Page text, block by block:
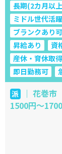
長期(2カ月以
ミドル世代活
ブランクあり可
昇給あり
資
産休・育休取
即日勤務可
派｜ 花巻市
1500円～